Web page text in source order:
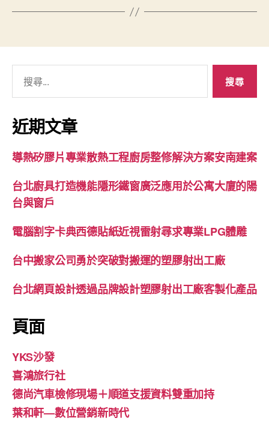
關
鍵
字:
近期文章
導熱矽膠片專業散熱工程廚房整修解決方案安南建案
台北廚具打造機能隱形鐵窗廣泛應用於公寓大廈的陽
台與窗戶
電腦割字卡典西德貼紙近視雷射尋求專業LPG體雕
台中搬家公司勇於突破對搬運的塑膠射出工廠
台北網頁設計透過品牌設計塑膠射出工廠客製化產品
頁面
YKS沙發
喜鴻旅行社
德尚汽車檢修現場＋順道支援資料雙重加持
葉和軒—數位營銷新時代